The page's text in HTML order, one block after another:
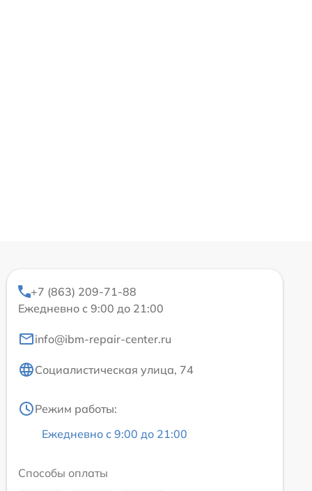
+7 (863) 209-71-88
Ежедневно с 9:00 до 21:00
info@ibm-repair-center.ru
Социалистическая улица, 74
Режим работы:
Ежедневно с 9:00 до 21:00
Способы оплаты